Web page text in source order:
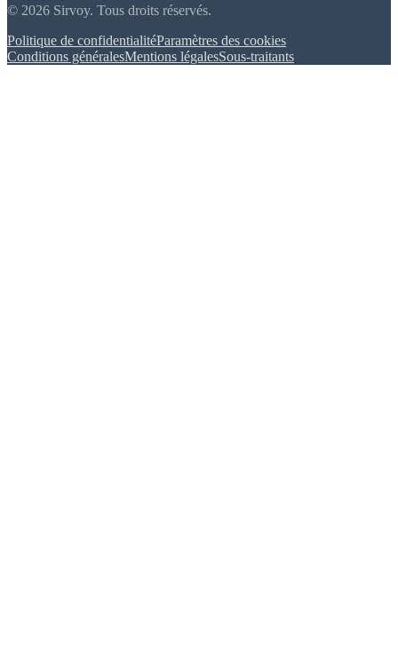
© 2026 Sirvoy. Tous droits réservés.
Politique de confidentialitéParamètres des cookies
Conditions généralesMentions légalesSous-traitants